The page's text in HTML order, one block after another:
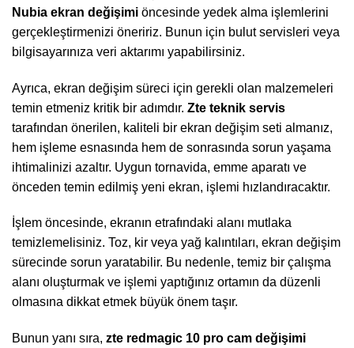
Nubia ekran değişimi öncesinde yedek alma işlemlerini
gerçekleştirmenizi öneririz. Bunun için bulut servisleri veya
bilgisayarınıza veri aktarımı yapabilirsiniz.
Ayrıca, ekran değişim süreci için gerekli olan malzemeleri
temin etmeniz kritik bir adımdır. Zte teknik servis
tarafından önerilen, kaliteli bir ekran değişim seti almanız,
hem işleme esnasında hem de sonrasında sorun yaşama
ihtimalinizi azaltır. Uygun tornavida, emme aparatı ve
önceden temin edilmiş yeni ekran, işlemi hızlandıracaktır.
İşlem öncesinde, ekranın etrafındaki alanı mutlaka
temizlemelisiniz. Toz, kir veya yağ kalıntıları, ekran değişim
sürecinde sorun yaratabilir. Bu nedenle, temiz bir çalışma
alanı oluşturmak ve işlemi yaptığınız ortamın da düzenli
olmasına dikkat etmek büyük önem taşır.
Bunun yanı sıra, zte redmagic 10 pro cam değişimi